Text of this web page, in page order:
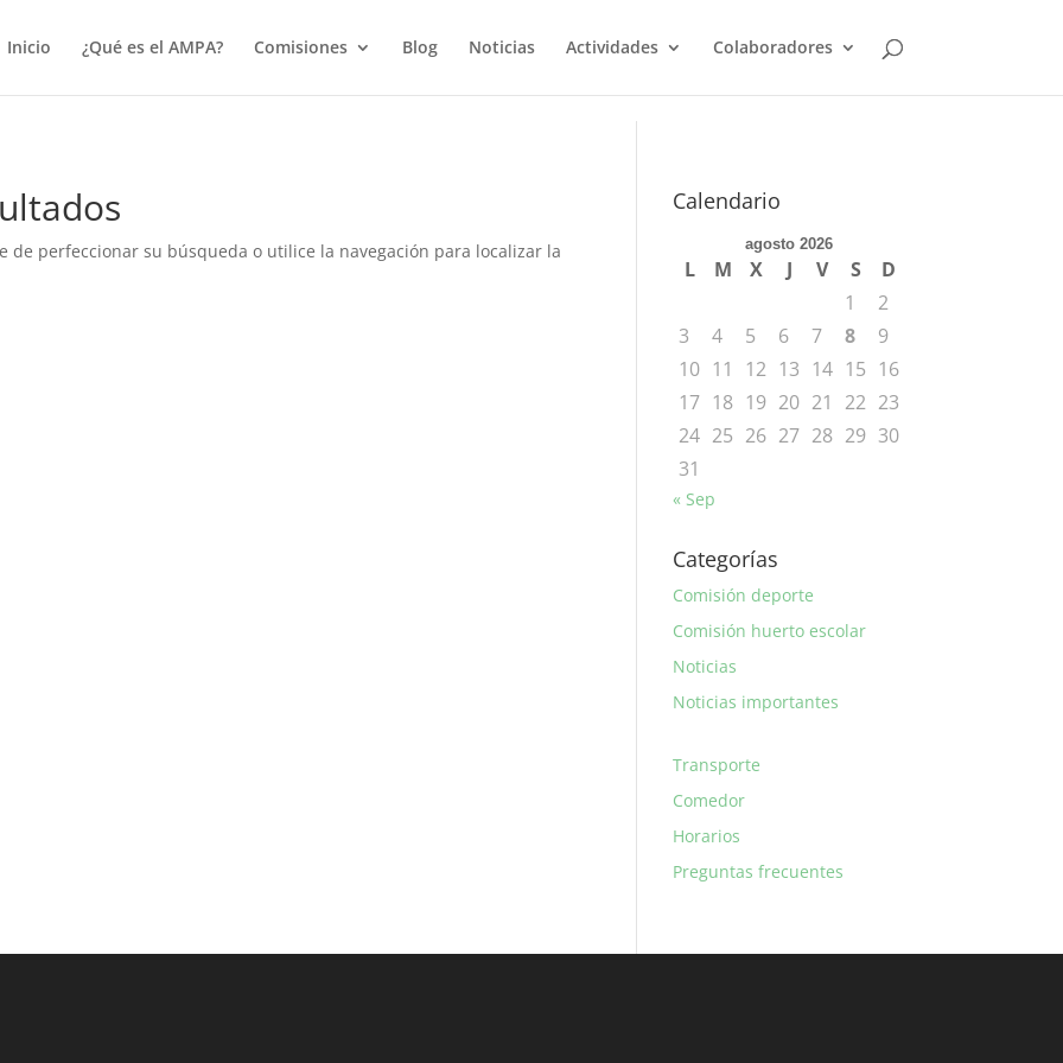
Inicio
¿Qué es el AMPA? Comisiones Blog Noticias Actividades Colaboradores
de perfeccionar su búsqueda o utilice la navegación para localizar la
Calendario
agosto 2026
L M X J V S
D
1
2
3
4 5 6 7 8
9
10 11 12 13 14 15 16
17 18 19 20 21 22 23
24 25 26 27 28 29 30
31
« Sep
Categorías
Comisión deporte
Comisión huerto escolar
Noticias
Noticias importantes
Transporte
Comedor
Horarios
Preguntas frecuentes